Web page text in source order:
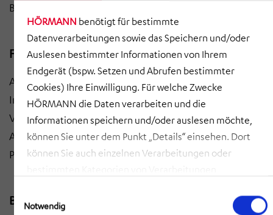
HÖRMANN benötigt für bestimmte
Datenverarbeitungen sowie das Speichern und/oder
Auslesen bestimmter Informationen von Ihrem
Endgerät (bspw. Setzen und Abrufen bestimmter
Cookies) Ihre Einwilligung. Für welche Zwecke
HÖRMANN die Daten verarbeiten und die
Informationen speichern und/oder auslesen möchte,
können Sie unter dem Punkt „Details“ einsehen. Dort
können Sie auch einzelnen Verarbeitungen oder
Sie ein, dass HÖRMANN alle der erläuterten
Notwendig
Betrieb.
Franchiseableitungen
Ausarbeitung von Terminplan, Sicherheits-,
Instandhaltungs- und Reinigungskonzept sowie
Verantwortlichkeiten nach RASIC (Responsible,
Accountable, Support, Informed, Consulted).
Praxisnahe Vorgaben für zukünftige Franchisenehmer.
Betriebshandbuch